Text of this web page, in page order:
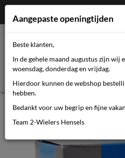
Schwalbe bnb SV17
fv 60mm
Aangepaste openingtijden
Beste klanten,
In de gehele maand augustus zijn wij
woensdag, donderdag en vrijdag.
Hierdoor kunnen de webshop
hebben.
Bedankt voor uw begrip en fijne
Team 2-Wielers Hensels